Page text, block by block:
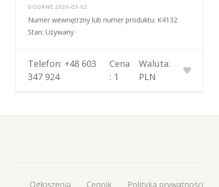
DODANE 2026-03-02
Numer wewnętrzny lub numer produktu: K4132
Stan: Używany
Telefon: +48 603
347 924
Cena
: 1
Waluta:
PLN
Ogłoszenia Cennik Polityka prywatności